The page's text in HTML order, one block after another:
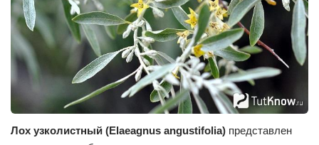
Лох узколистный (Elaeagnus angustifolia) представлен